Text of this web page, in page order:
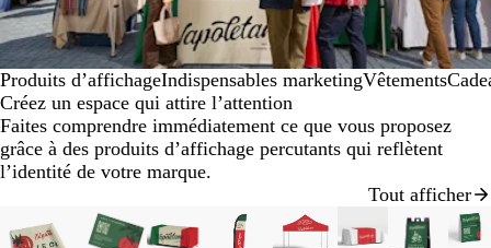
Produits d’affichageIndispensables marketingVêtements
Créez un espace qui attire l’attention
Faites comprendre immédiatement ce que vous proposez
grâce à des produits d’affichage percutants qui reflètent
l’identité de votre marque.
Tout afficher
Nouvelles optionsNouvelles options Nouvelles optionsNouvelles
Diapositives